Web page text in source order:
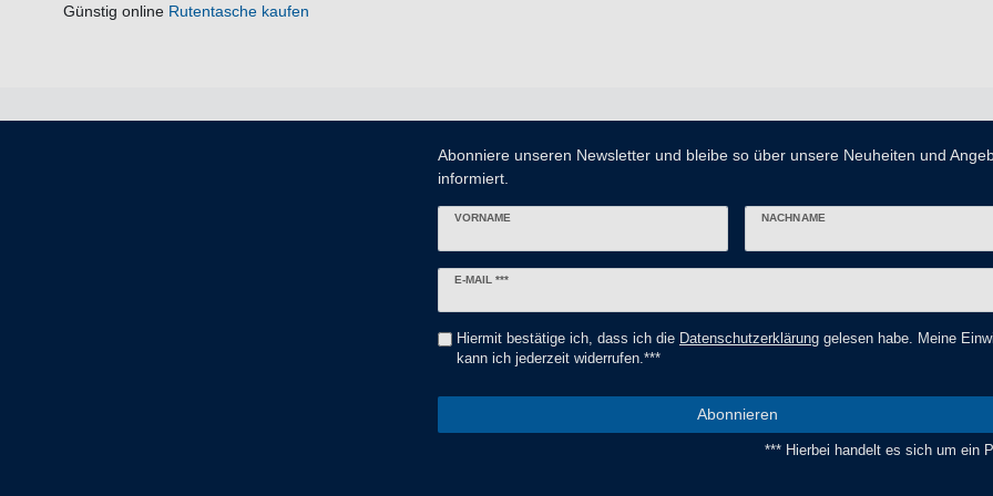
Günstig online Rutentasche kaufen
Abonniere unseren Newsletter und bleibe so über unsere Neuheiten und
informiert.
VORNAME NACHNAME
E-MAIL ***
Newsletter
Hiermit bestätige ich, dass ich die Daten­schutz­erklärung gelesen habe. Meine
kann ich jederzeit widerrufen.***
Abonnieren
*** Hierbei handelt es sich um ein